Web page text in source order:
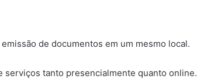
de documentos em um mesmo local.
serviços tanto presencialmente quanto online.